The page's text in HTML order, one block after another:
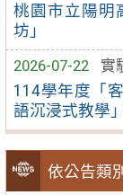
桃園市立陽明
坊」
2026-07-22
實
114學年度「
語沉浸式教學
依公告類